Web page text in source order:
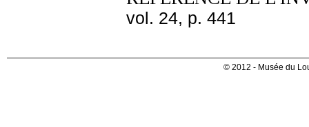
vol. 24, p. 441
© 2012 - Musée du